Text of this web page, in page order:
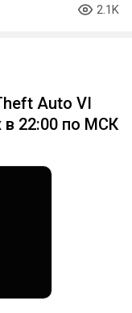
2.1K
Auto VI
в 22:00 по МСК